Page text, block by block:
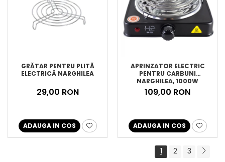
GRĂTAR PENTRU PLITĂ
ELECTRICĂ NARGHILEA
29,00 RON
ADAUGA IN COS
APRINZATOR ELECTRIC
PENTRU CARBUNI
NARGHILEA, 1000W
109,00 RON
ADAUGA IN COS
1 2 3